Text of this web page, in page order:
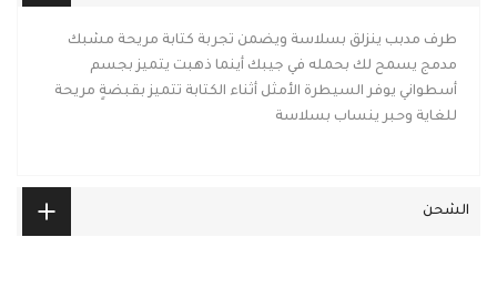
طرف مدبب ينزلق بسلاسة ويضمن تجربة كتابة مريحة مشبك
مدمج يسمح لك بحمله في جيبك أينما ذهبت يتميز بجسم
أسطواني يوفر السيطرة الأمثل أثناء الكتابة تتميز بقبضةٍ مريحة
للغاية وحبر ينساب بسلاسة
الشحن